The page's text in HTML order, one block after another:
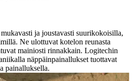
ja joustavasti suurikokoisilla,
Ne ulottuvat kotelon reunasta
mainiosti rinnakkain. Logitechin
näppäinpainallukset tuottavat
painalluksella.